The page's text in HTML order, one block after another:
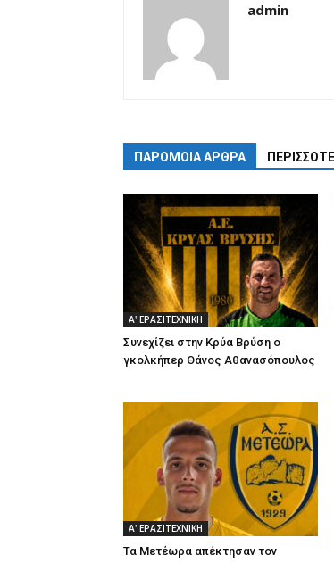
admin
ΠΑΡΟΜΟΙΑ ΑΡΘΡΑ
Α' ΕΡΑΣΙΤΕΧΝΙΚΗ
Συνεχίζει στην Κρύα Βρύση ο
γκολκήπερ Θάνος Αθανασόπουλος
Α' ΕΡΑΣΙΤΕΧΝΙΚΗ
Τα Μετέωρα απέκτησαν τον